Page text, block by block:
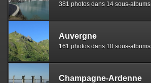
381 photos dans 14 sous-albums
Auvergne
161 photos dans 10 sous-albums
Champagne-Ardenne